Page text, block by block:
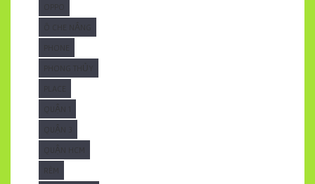
PHONG THỦY
PLACE